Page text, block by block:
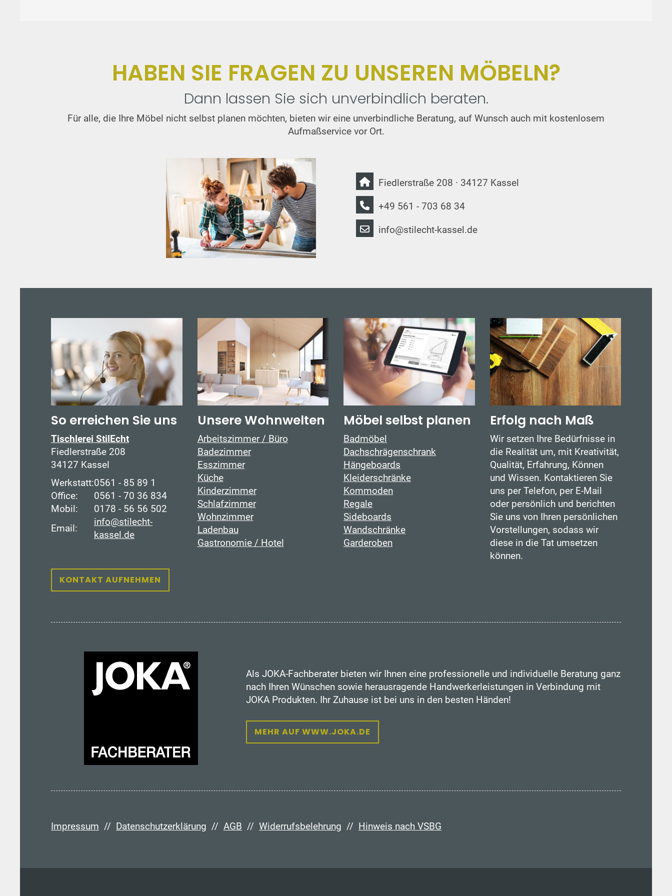
HABEN SIE FRAGEN ZU UNSEREN MÖBELN?
Dann lassen Sie sich unverbindlich beraten.
Für alle, die Ihre Möbel nicht selbst planen möchten, bieten wir eine unverbindliche Beratung, auf Wunsch auch mit kostenlosem
Aufmaßservice vor Ort.
Fiedlerstraße 208 · 34127 Kassel
+49 561 - 703 68 34
info@stilecht-kassel.de
So erreichen Sie uns
Tischlerei StilEcht
Fiedlerstraße 208
34127 Kassel
Werkstatt:0561 - 85 89 1
Office:
0561 - 70 36 834
Mobil:
0178 - 56 56 502
Email:
info@stilecht-
kassel.de
KONTAKT AUFNEHMEN
Unsere Wohnwelten
Arbeitszimmer / Büro
Badezimmer
Esszimmer
Küche
Kinderzimmer
Schlafzimmer
Wohnzimmer
Ladenbau
Gastronomie / Hotel
Möbel selbst planen
Badmöbel
Dachschrägenschrank
Hängeboards
Kleiderschränke
Kommoden
Regale
Sideboards
Wandschränke
Garderoben
Erfolg nach Maß
Wir setzen Ihre Bedürfnisse in
die Realität um, mit Kreativität,
Qualität, Erfahrung, Können
und Wissen. Kontaktieren Sie
uns per Telefon, per E-Mail
oder persönlich und berichten
Sie uns von Ihren persönlichen
Vorstellungen, sodass wir
diese in die Tat umsetzen
können.
Als JOKA-Fachberater bieten wir Ihnen eine professionelle und individuelle Beratung ganz
nach Ihren Wünschen sowie herausragende Handwerkerleistungen in Verbindung mit
JOKA Produkten. Ihr Zuhause ist bei uns in den besten Händen!
MEHR AUF WWW.JOKA.DE
Impressum // Datenschutzerklärung // AGB // Widerrufsbelehrung // Hinweis nach VSBG